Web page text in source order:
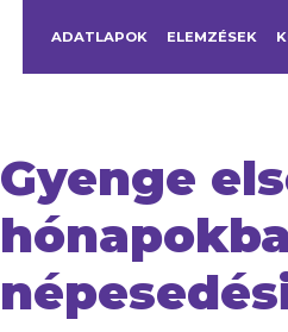
ADATLAPOK ELEMZÉSEK
Gyenge